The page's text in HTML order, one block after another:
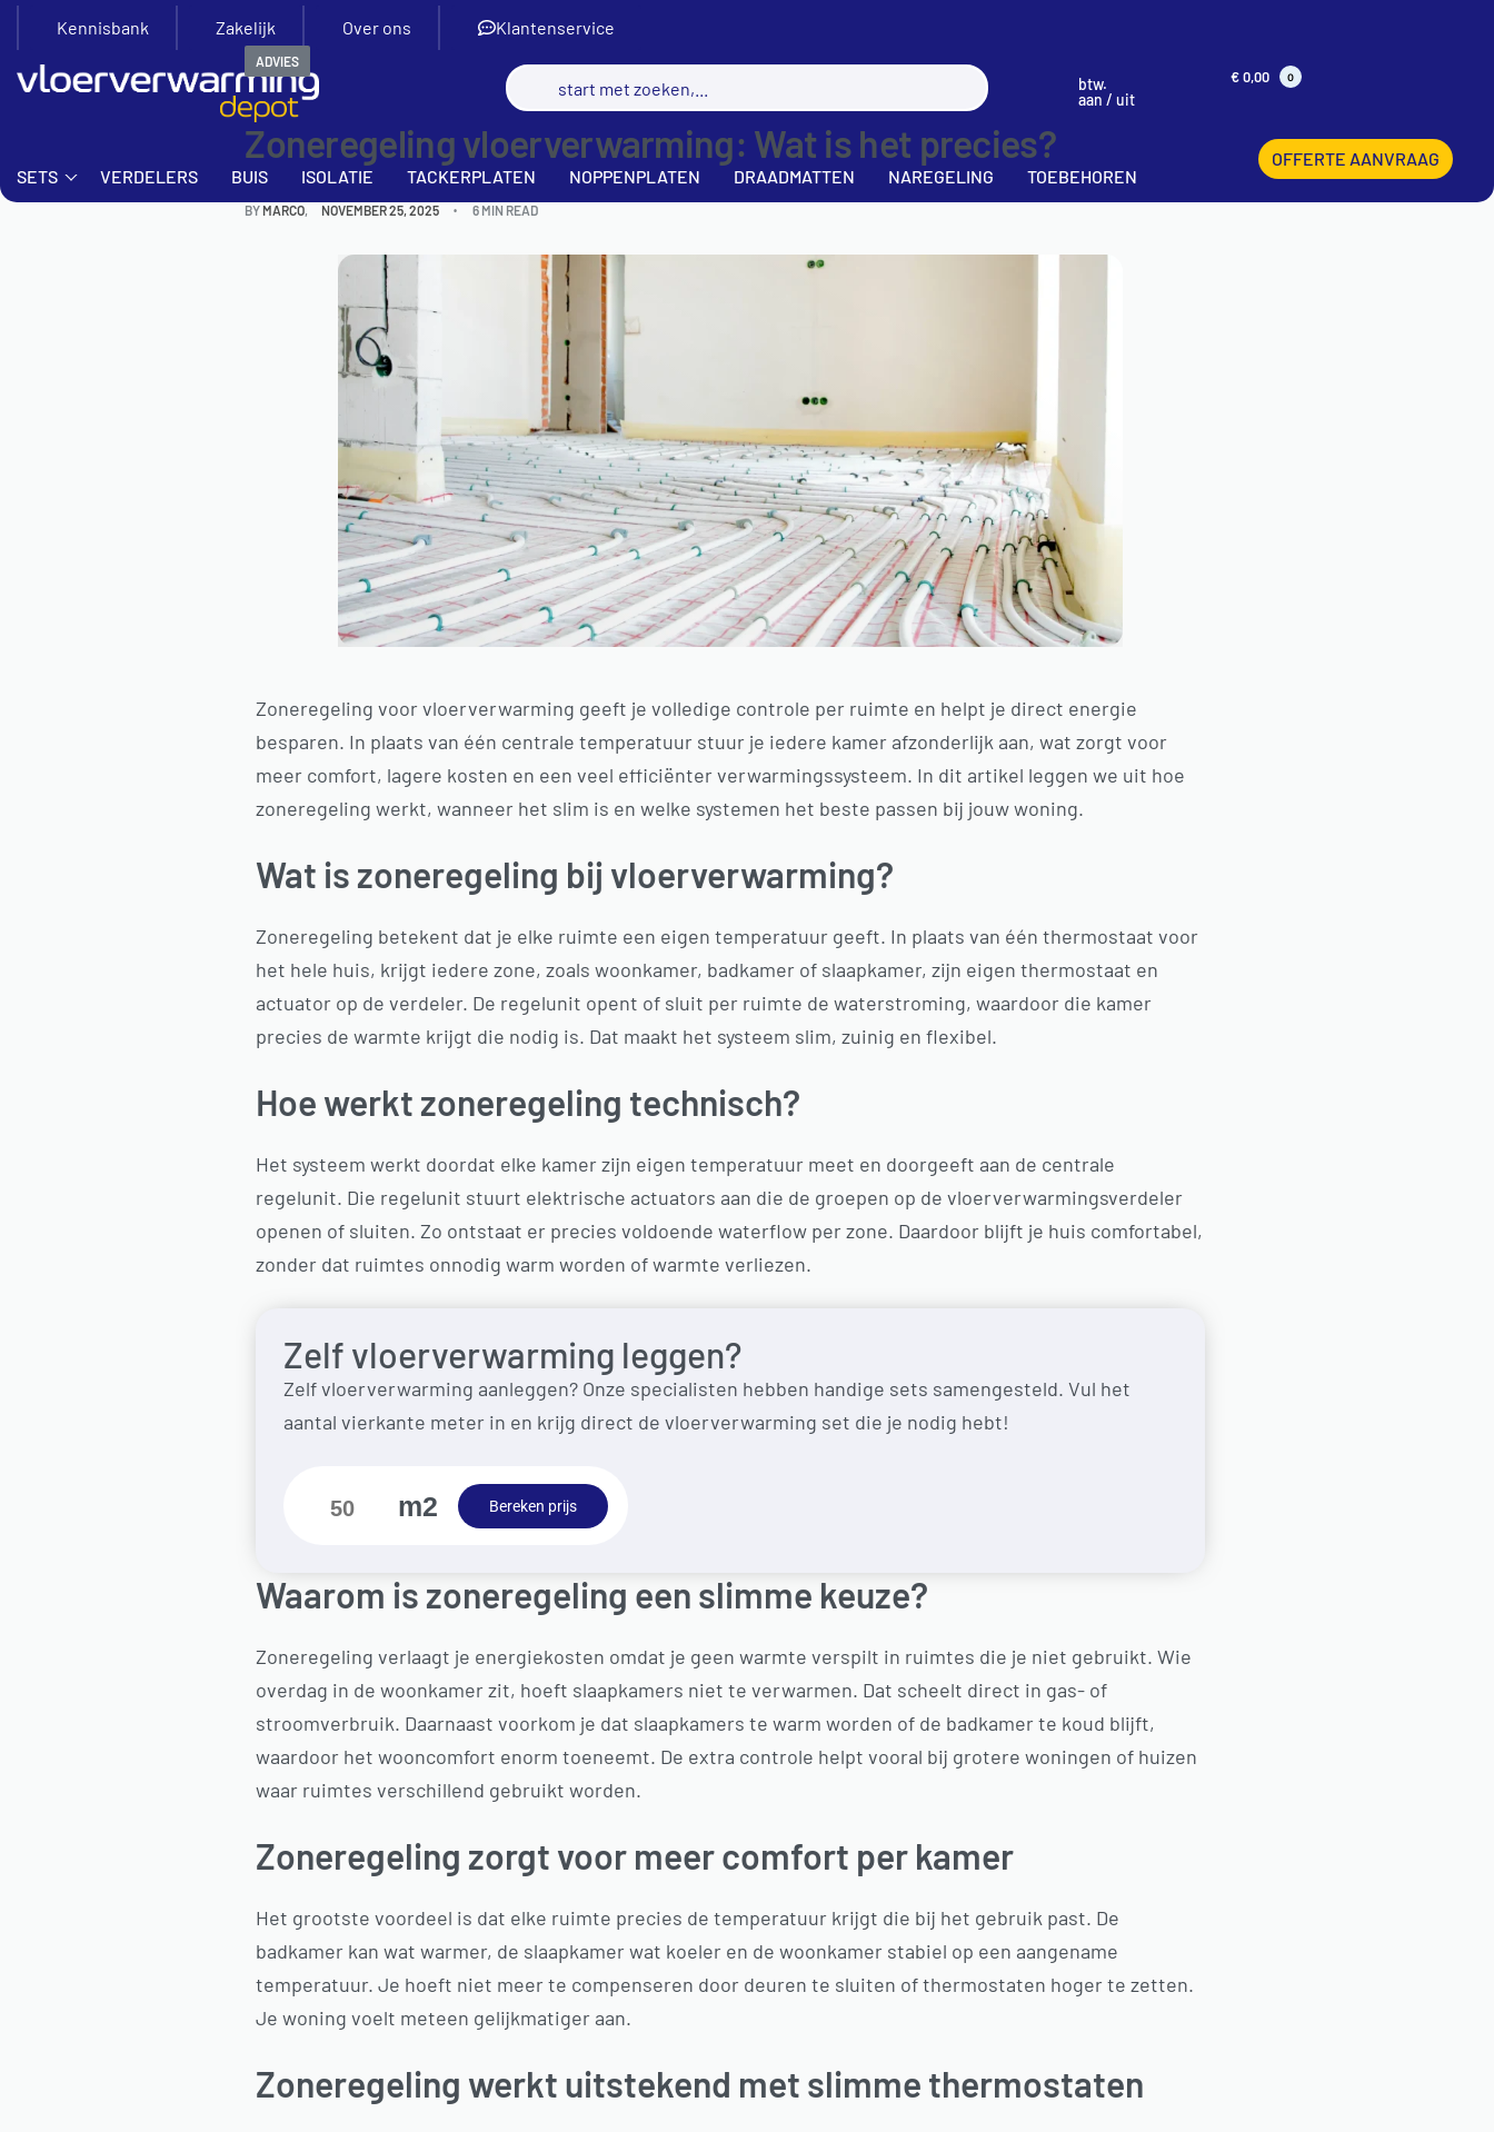
Kennisbank Zakelijk Over ons Klantenservice
btw.
aan / uit
€0,00 0
SETS VERDELERS BUIS ISOLATIE TACKERPLATEN NOPPENPLATEN DRAADMATTEN NAREGELING TOEBEHOREN
OFFERTE AANVRAAG
ADVIES
Zoneregeling vloerverwarming: Wat is het precies?
BY MARCO NOVEMBER 25, 2025 6 MIN READ
Zoneregeling voor vloerverwarming geeft je volledige controle per ruimte en helpt je direct energie
besparen. In plaats van één centrale temperatuur stuur je iedere kamer afzonderlijk aan, wat zorgt voor
meer comfort, lagere kosten en een veel efficiënter verwarmingssysteem. In dit artikel leggen we uit hoe
zoneregeling werkt, wanneer het slim is en welke systemen het beste passen bij jouw woning.
Wat is zoneregeling bij vloerverwarming?
Zoneregeling betekent dat je elke ruimte een eigen temperatuur geeft. In plaats van één thermostaat voor
het hele huis, krijgt iedere zone, zoals woonkamer, badkamer of slaapkamer, zijn eigen thermostaat en
actuator op de verdeler. De regelunit opent of sluit per ruimte de waterstroming, waardoor die kamer
precies de warmte krijgt die nodig is. Dat maakt het systeem slim, zuinig en flexibel.
Hoe werkt zoneregeling technisch?
Het systeem werkt doordat elke kamer zijn eigen temperatuur meet en doorgeeft aan de centrale
regelunit. Die regelunit stuurt elektrische actuators aan die de groepen op de vloerverwarmingsverdeler
openen of sluiten. Zo ontstaat er precies voldoende waterflow per zone. Daardoor blijft je huis comfortabel,
zonder dat ruimtes onnodig warm worden of warmte verliezen.
Zelf vloerverwarming leggen?
Zelf vloerverwarming aanleggen? Onze specialisten hebben handige sets samengesteld. Vul het
aantal vierkante meter in en krijg direct de vloerverwarming set die je nodig hebt!
m2 Bereken prijs
Waarom is zoneregeling een slimme keuze?
Zoneregeling verlaagt je energiekosten omdat je geen warmte verspilt in ruimtes die je niet gebruikt. Wie
overdag in de woonkamer zit, hoeft slaapkamers niet te verwarmen. Dat scheelt direct in gas- of
stroomverbruik. Daarnaast voorkom je dat slaapkamers te warm worden of de badkamer te koud blijft,
waardoor het wooncomfort enorm toeneemt. De extra controle helpt vooral bij grotere woningen of huizen
waar ruimtes verschillend gebruikt worden.
Zoneregeling zorgt voor meer comfort per kamer
Het grootste voordeel is dat elke ruimte precies de temperatuur krijgt die bij het gebruik past. De
badkamer kan wat warmer, de slaapkamer wat koeler en de woonkamer stabiel op een aangename
temperatuur. Je hoeft niet meer te compenseren door deuren te sluiten of thermostaten hoger te zetten.
Je woning voelt meteen gelijkmatiger aan.
Zoneregeling werkt uitstekend met slimme thermostaten